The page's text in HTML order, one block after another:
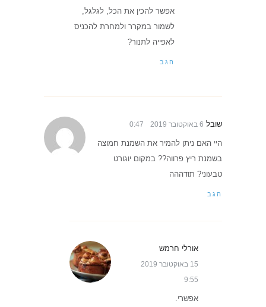
אפשר להכין את הכל, לגלגל,
לשמור במקרר ולמחרת להכניס
לאפייה לתנור?
הגב
שובל 6 באוקטובר 2019 0:47
היי האם ניתן להמיר את השמנת חמוצה
בשמנת ריץ פרווה?? במקום יוגורט
טבעוני? תודההה
הגב
אורלי חרמש
15 באוקטובר 2019
9:55
אפשרי.